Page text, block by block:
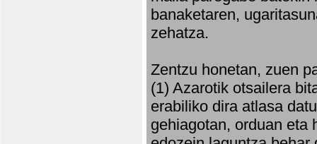
banaketaren,
zehatza.
Zentzu honetan, zuen
(1) Azarotik otsailera
erabiliko dira atlasa
gehiagotan, orduan eta